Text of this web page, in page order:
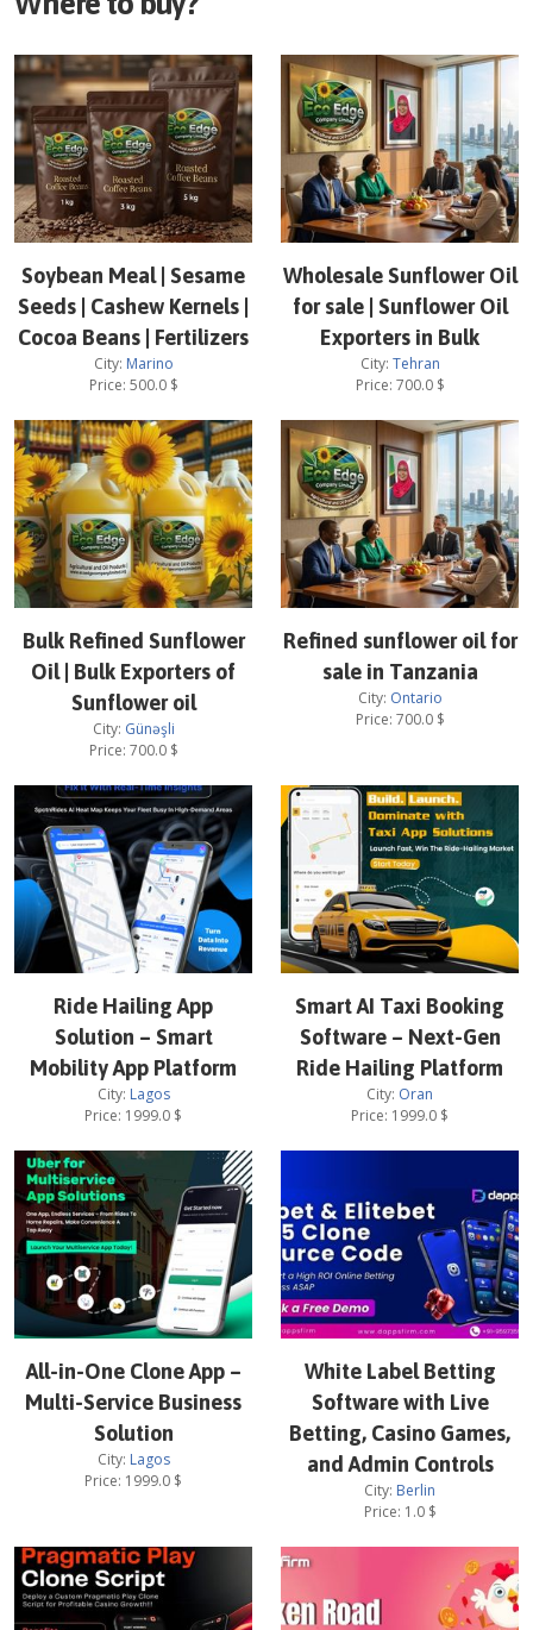
Soybean Meal | Sesame
Seeds | Cashew Kernels |
Cocoa Beans | Fertilizers
City: Marino
Price: 500.0$
Wholesale Sunflower Oil
for sale | Sunflower Oil
Exporters in Bulk
City: Tehran
Price: 700.0$
Bulk Refined Sunflower
Oil | Bulk Exporters of
Sunflower oil
City: Günəşli
Price: 700.0$
Refined sunflower oil for
sale in Tanzania
City: Ontario
Price: 700.0$
Ride Hailing App
Solution – Smart
Mobility App Platform
City: Lagos
Price: 1999.0 $
Smart AI Taxi Booking
Software – Next-Gen
Ride Hailing Platform
City: Oran
Price: 1999.0 $
All-in-One Clone App –
Multi-Service Business
Solution
City: Lagos
Price: 1999.0 $
White Label Betting
Software with Live
Betting, Casino Games,
and Admin Controls
City: Berlin
Price: 1.0$